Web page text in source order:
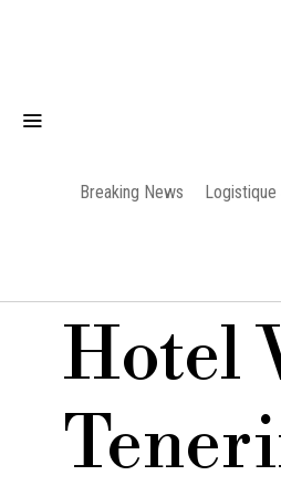
Breaking News Logistique
Hotel